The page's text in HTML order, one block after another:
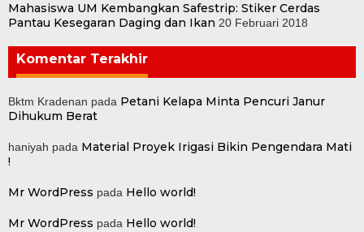
Mahasiswa UM Kembangkan Safestrip: Stiker Cerdas
Pantau Kesegaran Daging dan Ikan 20 Februari 2018
Komentar Terakhir
Bktm Kradenan pada Petani Kelapa Minta Pencuri Janur
Dihukum Berat
haniyah pada Material Proyek Irigasi Bikin Pengendara Mati
!
Mr WordPress pada Hello world!
Mr WordPress pada Hello world!